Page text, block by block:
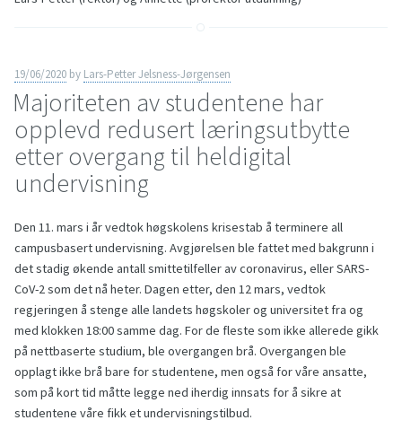
19/06/2020 by Lars-Petter Jelsness-Jørgensen
Majoriteten av studentene har
opplevd redusert læringsutbytte
etter overgang til heldigital
undervisning
Den 11. mars i år vedtok høgskolens krisestab å terminere all
campusbasert undervisning. Avgjørelsen ble fattet med bakgrunn i
det stadig økende antall smittetilfeller av coronavirus, eller SARS-
CoV-2 som det nå heter. Dagen etter, den 12 mars, vedtok
regjeringen å stenge alle landets høgskoler og universitet fra og
med klokken 18:00 samme dag. For de fleste som ikke allerede gikk
på nettbaserte studium, ble overgangen brå. Overgangen ble
opplagt ikke brå bare for studentene, men også for våre ansatte,
som på kort tid måtte legge ned iherdig innsats for å sikre at
studentene våre fikk et undervisningstilbud.